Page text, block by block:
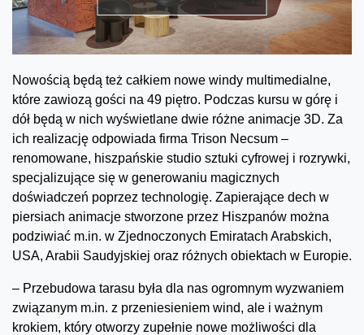
Nowością będą też całkiem nowe windy multimedialne,
które zawiozą gości na 49 piętro. Podczas kursu w górę i
dół będą w nich wyświetlane dwie różne animacje 3D. Za
ich realizację odpowiada firma Trison Necsum –
renomowane, hiszpańskie studio sztuki cyfrowej i rozrywki,
specjalizujące się w generowaniu magicznych
doświadczeń poprzez technologię. Zapierające dech w
piersiach animacje stworzone przez Hiszpanów można
podziwiać m.in. w Zjednoczonych Emiratach Arabskich,
USA, Arabii Saudyjskiej oraz różnych obiektach w Europie.
– Przebudowa tarasu była dla nas ogromnym wyzwaniem
związanym m.in. z przeniesieniem wind, ale i ważnym
krokiem, który otworzy zupełnie nowe możliwości dla